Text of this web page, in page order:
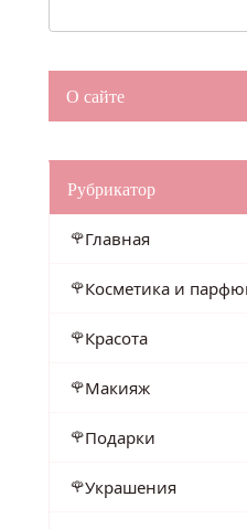
О сайте
Рубрикатор
Главная
Косметика и
Красота
Макияж
Подарки
Украшения